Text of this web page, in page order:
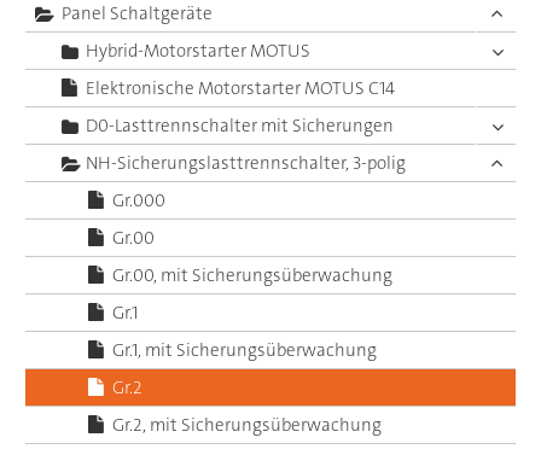
Panel Schaltgeräte
Hybrid-Motorstarter MOTUS
Elektronische Motorstarter MOTUS C14
D0-Lasttrennschalter mit Sicherungen
NH-Sicherungslasttrennschalter, 3-polig
Gr.000
Gr.00
Gr.00, mit Sicherungsüberwachung
Gr.1
Gr.1, mit Sicherungsüberwachung
Gr.2
Gr.2, mit Sicherungsüberwachung